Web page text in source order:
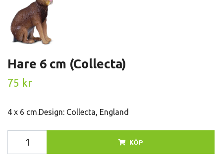
Hare 6 cm (Collecta)
75 kr
4 x 6 cm.Design: Collecta, England
KÖP